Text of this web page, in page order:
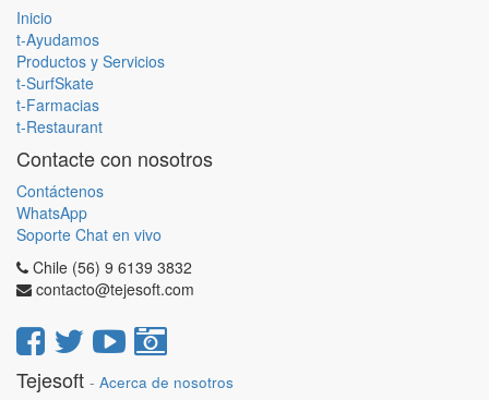
Inicio
t-Ayudamos
Productos y Servicios
t-SurfSkate
t-Farmacias
t-Restaurant
Contacte con nosotros
Contáctenos
WhatsApp
Soporte Chat en vivo
Chile (56) 9 6139 3832
contacto@tejesoft.com
Tejesoft - Acerca de nosotros